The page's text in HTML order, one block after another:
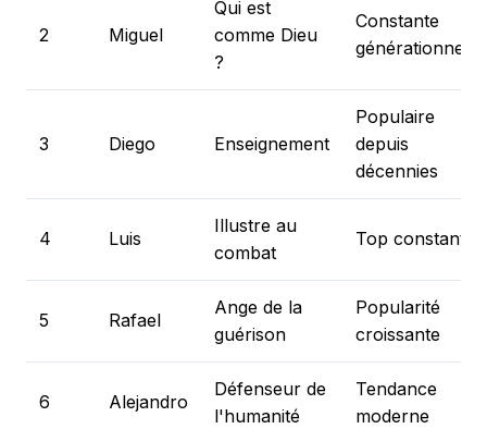
2 Miguel
Qui est
comme Dieu
?
Constante
générationnelle
3 Diego Enseignement
Populaire
depuis
décennies
4 Luis
Illustre au
combat
Top constant
5 Rafael
Ange de la
guérison
Popularité
croissante
6 Alejandro
Défenseur de
l'humanité
Tendance
moderne